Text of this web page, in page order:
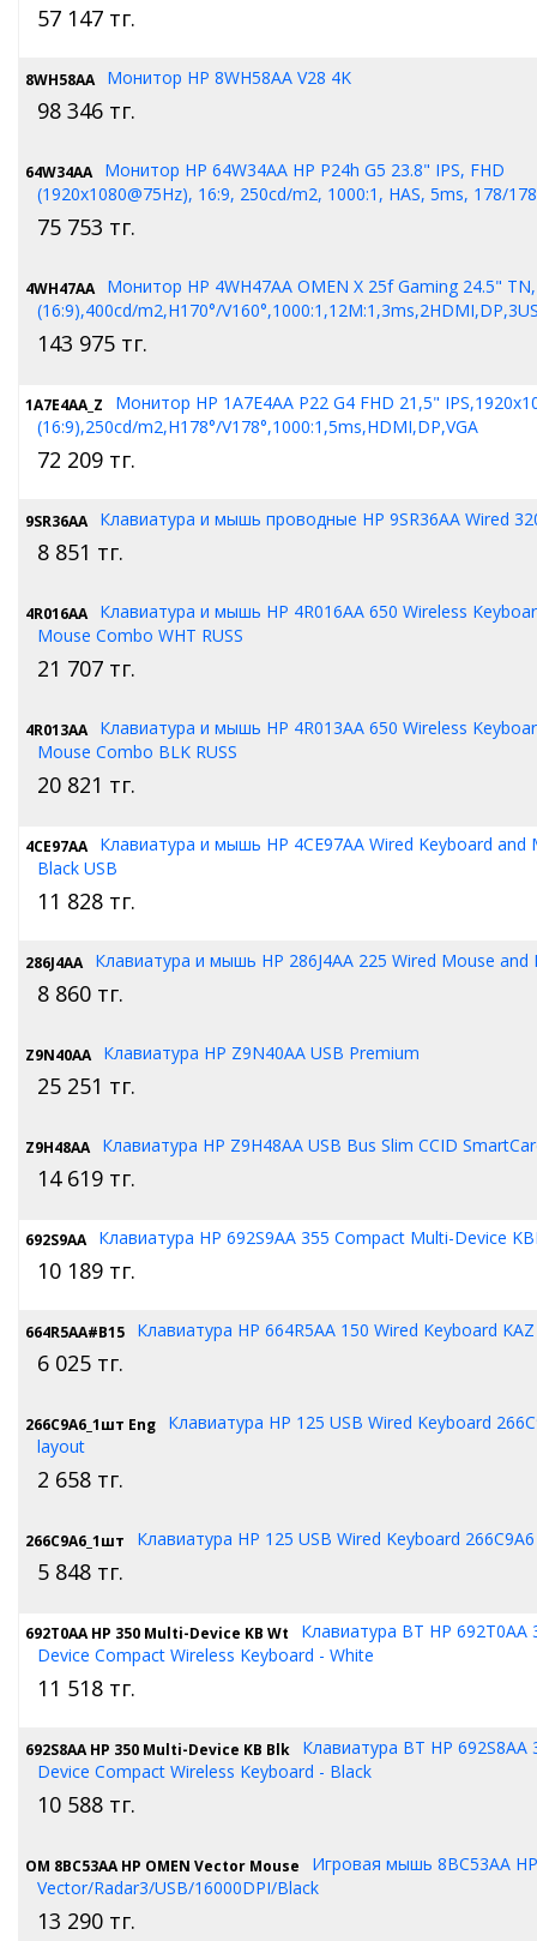
57 147 тг.
8WH58AA Монитор HP 8WH58AA V28 4K
98 346 тг.
64W34AA
Монитор HP 64W34AA HP P24h G5 23.8" IPS, FHD
(1920x1080@75Hz), 16:9, 250cd/m2, 1000:1, HAS, 5ms, 178/
75 753 тг.
4WH47AA
Монитор HP 4WH47AA OMEN X 25f Gaming 24.5"
(16:9),400cd/m2,H170°/
143 975 тг.
1A7E4AA_Z
Монитор HP 1A7E4AA P22 G4 FHD 21,5"
(16:9),250cd/m2,H178°/V178°,1000:1,5ms,HDMI,DP,VGA
72 209 тг.
9SR36AA Клавиатура и мышь проводные HP 9SR36AA Wired
8 851 тг.
4R016AA
Клавиатура и мышь HP 4R016AA 650 Wireless
Mouse Combo WHT RUSS
21 707 тг.
4R013AA
Клавиатура и мышь HP 4R013AA 650 Wireless
Mouse Combo BLK RUSS
20 821 тг.
4CE97AA
Клавиатура и мышь HP 4CE97AA Wired Keyboard and
Black USB
11 828 тг.
286J4AA Клавиатура и мышь HP 286J4AA 225 Wired Mouse and
8 860 тг.
Z9N40AA Клавиатура HP Z9N40AA USB Premium
25 251 тг.
Z9H48AA Клавиатура HP Z9H48AA USB Bus Slim CCID
14 619 тг.
692S9AA Клавиатура HP 692S9AA 355 Compact Multi-Device
10 189 тг.
664R5AA#B15 Клавиатура HP 664R5AA 150 Wired Keyboard KAZ
6 025 тг.
266C9A6_1шт Eng
Клавиатура HP 125 USB Wired Keyboard
layout
2 658 тг.
266C9A6_1шт Клавиатура HP 125 USB Wired Keyboard 266C9A6
5 848 тг.
692T0AA HP 350 Multi-Device KB Wt
Клавиатура BT HP 692T0AA
Device Compact Wireless Keyboard - White
11 518 тг.
692S8AA HP 350 Multi-Device KB Blk
Клавиатура BT HP 692S8AA
Device Compact Wireless Keyboard - Black
10 588 тг.
OM 8BC53AA HP OMEN Vector Mouse
Игровая мышь 8BC53AA
Vector/Radar3/USB/16000DPI/Black
13 290 тг.